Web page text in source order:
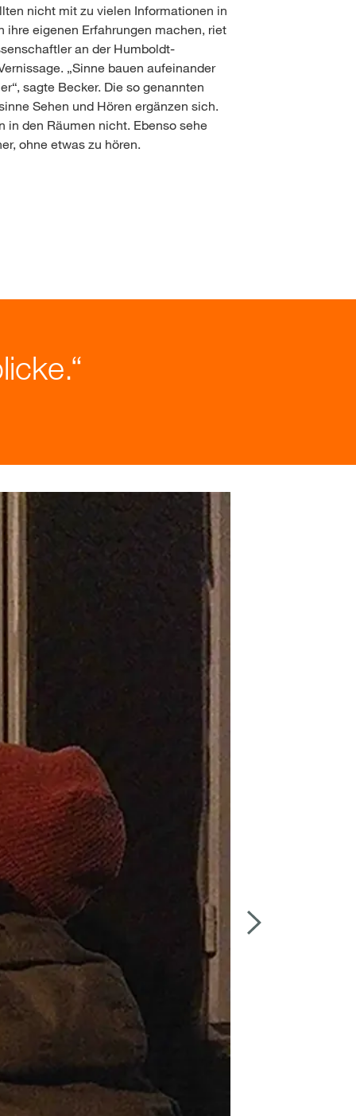
nicht mit zu vielen Informationen in
ihre eigenen Erfahrungen machen, riet
an der Humboldt-
„Sinne bauen aufeinander
sagte Becker. Die so genannten
Sehen und Hören ergänzen sich.
in den Räumen nicht. Ebenso sehe
ohne etwas zu hören.